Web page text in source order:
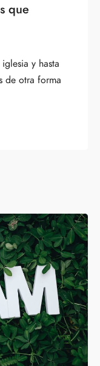
que
y hasta
de otra forma